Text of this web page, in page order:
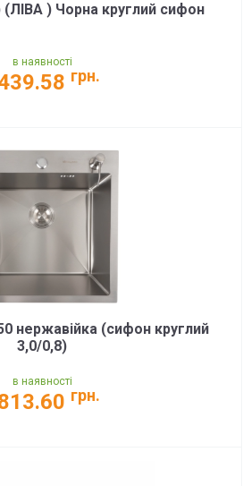
) Чорна круглий сифон
в наявності
грн.
нержавійка (сифон круглий
3,0/0,8)
в наявності
грн.